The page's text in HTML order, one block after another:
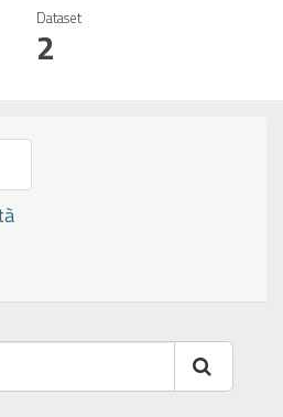
Dataset
2